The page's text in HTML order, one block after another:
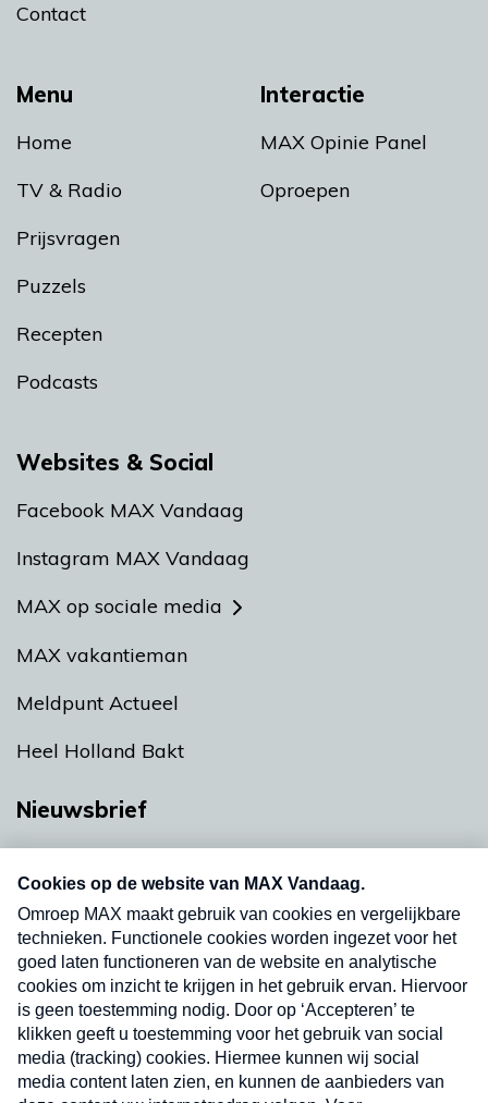
Menu
Home
TV & Radio
Prijsvragen
Puzzels
Recepten
Podcasts
Interactie
MAX Opinie Panel
Oproepen
Contact
Websites & Social
Facebook MAX Vandaag
Instagram MAX Vandaag
MAX op sociale media
MAX vakantieman
Meldpunt Actueel
Heel Holland Bakt
Nieuwsbrief
nieuwsbrief. Elke vrijdag- en dinsdagochtend in
uw mailbox.
Verzend